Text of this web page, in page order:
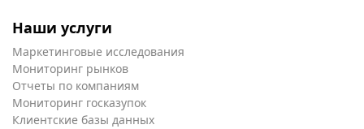
Наши услуги
Маркетинговые исследования
Мониторинг рынков
Отчеты по компаниям
Мониторинг госказупок
Клиентские базы данных